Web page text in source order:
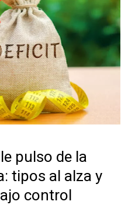
pulso de la
tipos al alza y
control